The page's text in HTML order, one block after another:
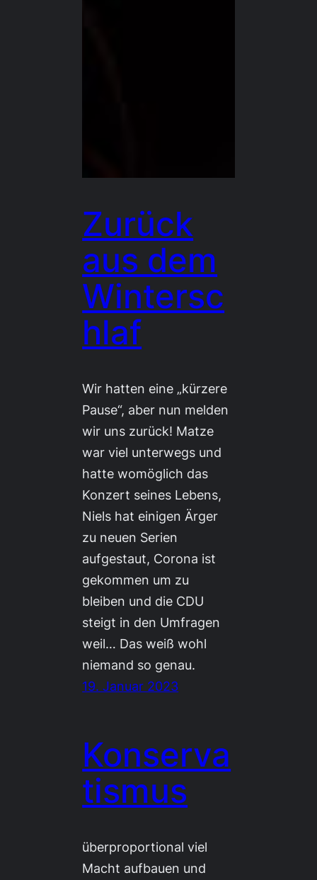
Zurück
aus dem
Wintersc
hlaf
Wir hatten eine „kürzere
Pause“, aber nun melden
wir uns zurück! Matze
war viel unterwegs und
hatte womöglich das
Konzert seines Lebens,
Niels hat einigen Ärger
zu neuen Serien
aufgestaut, Corona ist
gekommen um zu
bleiben und die CDU
steigt in den Umfragen
weil… Das weiß wohl
niemand so genau.
19. Januar 2023
Konserva
tismus
überproportional viel
Macht aufbauen und